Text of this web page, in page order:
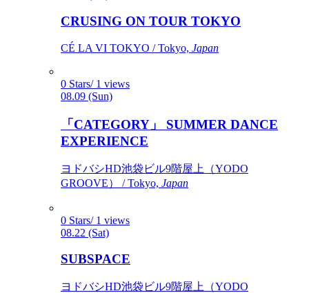
CRUSING ON TOUR TOKYO
CÉ LA VI TOKYO / Tokyo, Japan
0 Stars/ 1 views
08.09 (Sun)
「CATEGORY」 SUMMER DANCE
EXPERIENCE
ヨドバシHD池袋ビル9階屋上（YODO
GROOVE） / Tokyo, Japan
0 Stars/ 1 views
08.22 (Sat)
SUBSPACE
ヨドバシHD池袋ビル9階屋上（YODO